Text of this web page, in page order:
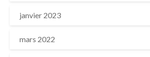
janvier 2023
mars 2022